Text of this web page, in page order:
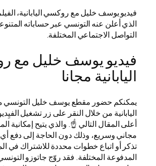
فيديو يوسف خليل مع روكسي اليابانية،
الذي أعلن عنه التونسي عبر حساباته
التواصل الاجتماعي المختلفة.
فيديو يوسف خليل مع
اليابانية مجانا
يمكنكم حضور مقطع يوسف خليل
اليابانية من خلال النقر على زر تشغيل
أعلى المقال التالي ☝️. والذي يتيح إمكانية
مجاني وسريع، وذلك دون الحاجة إلى دفع
تذكر أو اتباع خطوات محددة للاشتراك في
المدفوعة المختلفة. فقد روّج جاتوزو